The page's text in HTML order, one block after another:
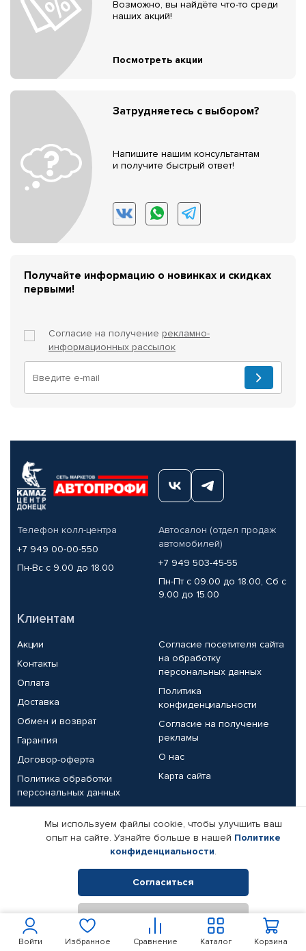
Войти Избранное Сравнение Корзина
Каталог
Возможно, вы найдёте что-то среди
наших акций!
Посмотреть акции
Затрудняетесь с выбором?
Напишите нашим консультантам
и получите быстрый ответ!
Получайте информацию о новинках и скидках
первыми!
Согласие на получение рекламно-
информационных рассылок
Телефон колл-центра
+7 949 00-00-550
Пн-Вс с 9.00 до 18.00
Автосалон (отдел продаж
автомобилей)
+7 949 503-45-55
Пн-Пт с 09.00 до 18.00, Сб с
9.00 до 15.00
Клиентам
Акции
Контакты
Оплата
Доставка
Обмен и возврат
Гарантия
Договор-оферта
Политика обработки
персональных данных
Согласие посетителя сайта
на обработку
персональных данных
Политика
конфиденциальности
Согласие на получение
рекламы
О нас
Карта сайта
Партнерам
Корпоративным клиентам
Поставщикам
Реквизиты компании
© КАМАЗ ЦЕНТР ДОНЕЦК, 2015-2026. Все права защищены.
Интернет-магазин автомобильных товаров Автопрофи.
Мы используем файлы cookie, чтобы улучшить ваш
опыт на сайте. Узнайте больше в нашей Политике
конфиденциальности.
Согласиться
Отклонить